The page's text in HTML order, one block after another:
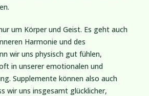
um Körper und Geist. Es geht auch
Harmonie und des
wir uns physisch gut fühlen,
in unserer emotionalen und
Supplemente können also auch
wir uns insgesamt glücklicher,